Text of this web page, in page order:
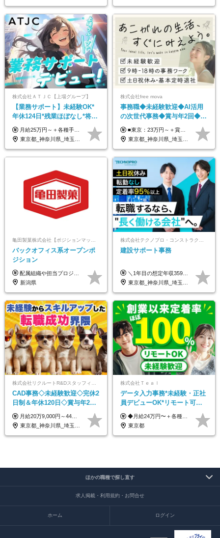
株式会社ＡＴＪＣ【上場グループ】
【業務サポート】未経験OK*
年休124日*残業ほぼなし*将来
活かせる専門スキル
月給25万円～＋各種手当（家族、資格、住宅など） ★ご経験をお持ちの方は前職給与保証！ ※試用期間は6ヶ月 ※上記には固定残業代（33,784円～／20時間分）を含みます。超過分は追加支給致します。 ※経験・スキル・能力を考慮して決定します。ご経験者の方の経験フェーズは不問です。 ＜各種手当＞ 住宅手当／家族手当／資格手当／特別手当など
東京都_神奈川県_埼玉県_千葉県
株式会社free mova
事務職◆未経験歓迎◆AI活用
の次世代事務◆賞与年2回◆ネ
イルOK◆残業なし/4JIM
■東京：23万円～＋賞与年2回 ■その他：22万円～＋賞与年2回 ※給与はスキル・経験・能力を考慮して決定します。 ※残業代は別途支給いたします。 ※実績により随時基本給アップが可能。 入社1年で8～9万円上がった実績もあります！ ＜各種手当＞ ■皆勤手当（インセンティブ） ■交通費全額支給 ■資格祝い金（1万円～4万円） └MOS、日商簿記、TOEIC、秘書検定、ITパスポートなど
東京都_神奈川県_埼玉県_千葉県_大阪府_愛知県_北海道_青森県_岩手県_宮城県_秋田県_山形県_福島県_茨城県_栃木県_群馬県_新潟県_山梨県_長野県_富山県_石川県_福井県_静岡県_岐阜県_三重県_兵庫県_京都府_滋賀県_奈良県_和歌山県_広島県_岡山県_鳥取県_島根県_山口県_徳島県_香川県_愛媛県_高知県_福岡県_熊本県_佐賀県_長崎県_大分県_宮崎県_鹿児島県_沖縄県
バックオフィス系オープンポ
ジション
配属組織や担当プロジェクトにより異なります。 想定年収：450万円～1100万円 ※ご経験やスキルに応じて決定します。 ※上記想定年収はあくまでも目安の金額であり、 選考を通じて上下する可能性があります。
新潟県
建設サポート事務
＼1年目の想定年収359万円～407万円／ 下記(1)～(3)のいずれかを、ご希望や適性を考慮したうえで決定します。 (1)月給23万1,000円＋賞与年2回（計2ヶ月分） (2)月給26万5,000円＋賞与なし （一律支給の業績手当6万6,200円を含む） (3)月給29万5,675円＋賞与なし （一律支給の業績手当6万6,200円＋固定残業手当15時間分／3万675円を含む※超過分は別途支給） ▼(3)の場合の入社時研修中の給与 月給26万5,000円＋賞与なし （一律支給の業績手当6万6,200円を含む） ※試用期間は2ヶ月間です。 期間中の給与・待遇に変更はありません。
東京都_神奈川県_埼玉県_千葉県_大阪府_愛知県_北海道_青森県_岩手県_宮城県_秋田県_山形県_福島県_茨城県_栃木県_群馬県_新潟県_山梨県_長野県_富山県_石川県_福井県_静岡県_岐阜県_三重県_兵庫県_京都府_滋賀県_奈良県_和歌山県_広島県_岡山県_鳥取県_島根県_山口県_徳島県_香川県_愛媛県_高知県_福岡県_熊本県_佐賀県_長崎県_大分県_宮崎県_鹿児島県_沖縄県
CAD事務◇未経験歓迎◇完休2
日制＆年休120日◇賞与年2回
◇住宅手当制度・社員寮あ
り/j1
月給20万9,000円～44万円 ※試用期間6カ月あり（期間中の待遇に変更なし） ※経験・能力・前給を考慮の上、決定いたします ※時間外手当100％支給 ※派遣就業先が変更となる場合には、就業規則、労使協定等に基づき賃金が変更となる可能性があります
東京都_神奈川県_埼玉県_千葉県_大阪府_愛知県_青森県_岩手県_宮城県_秋田県_山形県_福島県_茨城県_栃木県_群馬県_山梨県_長野県_福井県_静岡県_岐阜県_三重県_兵庫県_京都府_滋賀県_奈良県_広島県_岡山県_山口県_香川県_福岡県_熊本県_佐賀県_長崎県_大分県_宮崎県_鹿児島県
株式会社Ｔｅａｌ
データ入力事務*未経験・正社
員デビューOK*リモート可能*
年間休日124日*面接1回*実働
7.5時間
◆月給24万円〜＋各種手当 ※残業代全額支給 ※試用期間6ヶ月（期間中も給与・待遇に変更なし）
東京都
ほかの職種で探し直す
求人掲載・利用規約・お問合せ
ホーム ログイン